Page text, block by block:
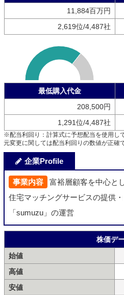
11,884百万円
2,619位/4,487社
最低購入代金
208,500円
1,291位/4,487社
※配当利回り：計算式に予想配当を使用し
元変更に関しては配当利回りの数値が正確
企業Profile
事業内容
富裕層顧客を中心と
住宅マッチングサービスの提供
「sumuzu」の運営
株価デ
始値
高値
安値